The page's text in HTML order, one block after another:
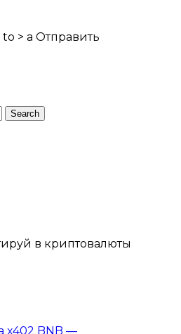
to > a Отправить
Search
x402 BNB —